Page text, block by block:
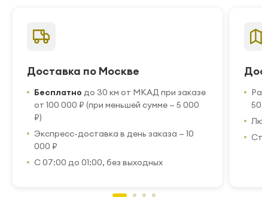
Доставка по Москве
Бесплатно до 30 км от МКАД при заказе
от 100 000 ₽ (при меньшей сумме — 5 000
₽)
Экспресс-доставка в день заказа — 10
000 ₽
С 07:00 до 01:00, без выходных
50